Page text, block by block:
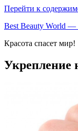
Перейти к
Best Beauty World —
Красота спасет мир!
Укрепление